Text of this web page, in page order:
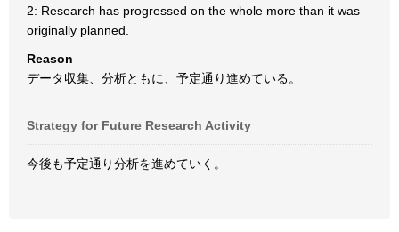
2: Research has progressed on the whole more than it was
originally planned.
Reason
データ収集、分析ともに、予定通り進めている。
Strategy for Future Research Activity
今後も予定通り分析を進めていく。